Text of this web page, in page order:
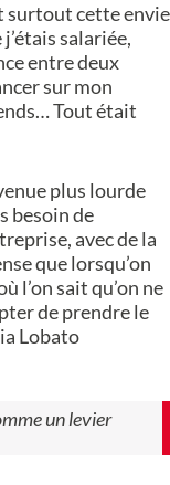
surtout cette envie
salariée,
entre deux
sur mon
Tout était
plus lourde
besoin de
avec de la
que lorsqu’on
l’on sait qu’on ne
de prendre le
Lobato
un levier